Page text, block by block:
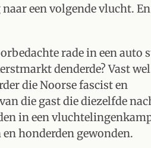
een volgende vlucht.
rade in een auto
denderde? Vast
die Noorse fascist en
die gast die diezelfde
in een
honderden gewonden.